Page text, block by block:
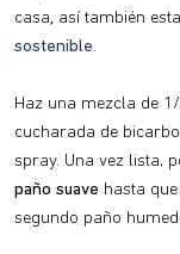
casa, así también
sostenible.
Haz una mezcla de
cucharada de
spray. Una vez lista,
paño suave hasta
segundo paño